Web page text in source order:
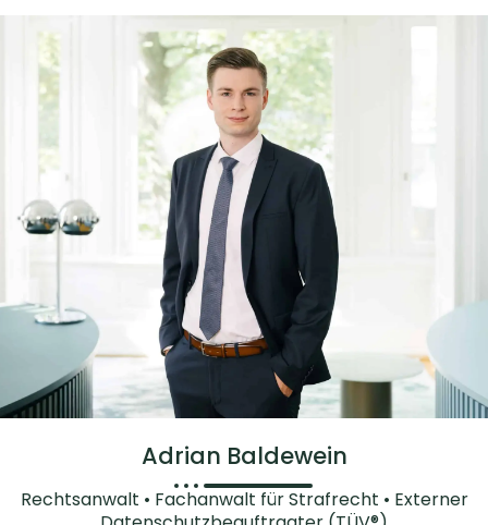
Adrian Baldewein
Rechtsanwalt • Fachanwalt für Strafrecht • Externer